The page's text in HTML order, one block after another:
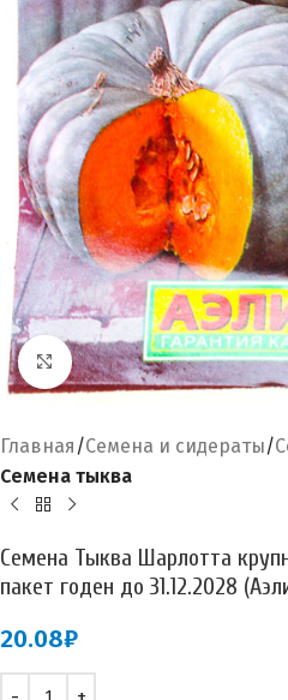
Увеличить
Главная Семена и сидераты
Семена тыква
Семена Тыква Шарлотта
пакет годен до 31.12.2028
20.08₽